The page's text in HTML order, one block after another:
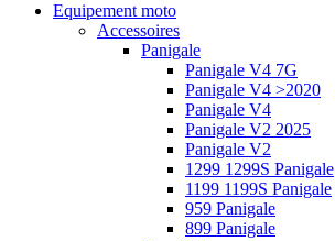
Equipement moto
Accessoires
Panigale
Panigale V4 7G
Panigale V4 >2020
Panigale V4
Panigale V2 2025
Panigale V2
1299 1299S Panigale
1199 1199S Panigale
959 Panigale
899 Panigale